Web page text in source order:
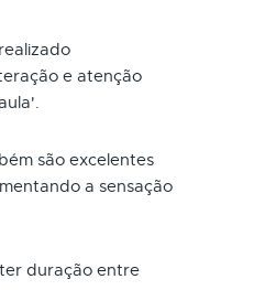
e atenção
são excelentes
a sensação
duração entre